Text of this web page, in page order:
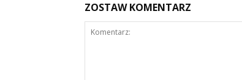
ZOSTAW KOMENTARZ